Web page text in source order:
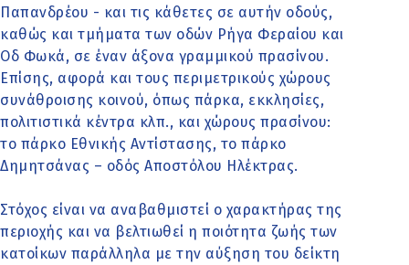
Παπανδρέου - και τις κάθετες σε αυτήν οδούς,
καθώς και τμήματα των οδών Ρήγα Φεραίου και
Οδ Φωκά, σε έναν άξονα γραμμικού πρασίνου.
Επίσης, αφορά και τους περιμετρικούς χώρους
συνάθροισης κοινού, όπως πάρκα, εκκλησίες,
πολιτιστικά κέντρα κλπ., και χώρους πρασίνου:
το πάρκο Εθνικής Αντίστασης, το πάρκο
Δημητσάνας – οδός Αποστόλου Ηλέκτρας.
Στόχος είναι να αναβαθμιστεί ο χαρακτήρας της
περιοχής και να βελτιωθεί η ποιότητα ζωής των
κατοίκων παράλληλα με την αύξηση του δείκτη